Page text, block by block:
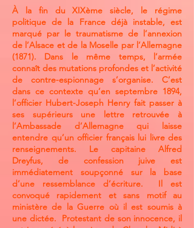
À la fin du XIXème siècle, le régime
politique de la France déjà instable, est
marqué par le traumatisme de l’annexion
de l’Alsace et de la Moselle par l’Allemagne
(1871). Dans le même temps, l’armée
connaît des mutations profondes et l’activité
de contre-espionnage s’organise. C’est
dans ce contexte qu’en septembre 1894,
l’officier Hubert-Joseph Henry fait passer à
ses supérieurs une lettre retrouvée à
l’Ambassade d’Allemagne qui laisse
entendre qu’un officier français lui livre des
renseignements. Le capitaine Alfred
Dreyfus, de confession juive est
immédiatement soupçonné sur la base
d’une ressemblance d’écriture. Il est
convoqué rapidement et sans motif au
ministère de la Guerre où il est soumis à
une dictée. Protestant de son innocence, il